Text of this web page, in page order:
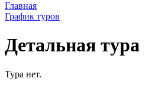
Главная
График туров
Детальная тура
Тура нет.